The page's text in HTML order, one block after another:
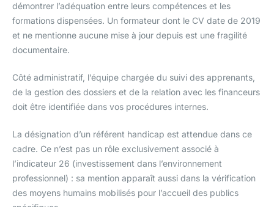
démontrer l’adéquation entre leurs compétences et les
formations dispensées. Un formateur dont le CV date de 2019
et ne mentionne aucune mise à jour depuis est une fragilité
documentaire.
Côté administratif, l’équipe chargée du suivi des apprenants,
de la gestion des dossiers et de la relation avec les financeurs
doit être identifiée dans vos procédures internes.
La désignation d’un référent handicap est attendue dans ce
cadre. Ce n’est pas un rôle exclusivement associé à
l’indicateur 26 (investissement dans l’environnement
professionnel) : sa mention apparaît aussi dans la vérification
des moyens humains mobilisés pour l’accueil des publics